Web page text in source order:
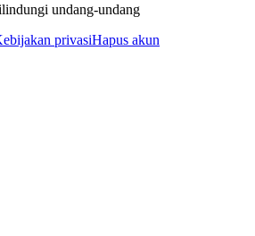
undang-undang
privasiHapus akun